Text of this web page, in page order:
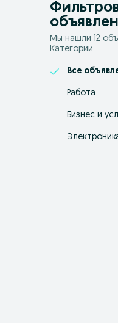
Мы нашли 12
Категории
Все
Работа
Бизнес и